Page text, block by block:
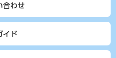
合わせ
イド